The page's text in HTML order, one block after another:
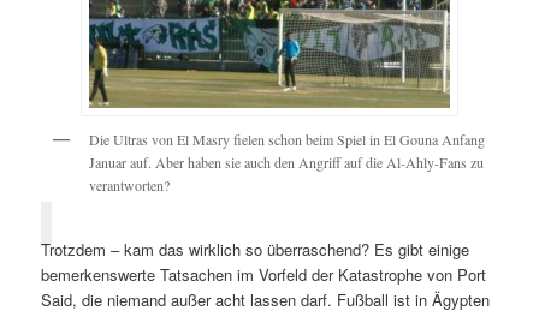
Die Ultras von El Masry fielen schon beim Spiel in El Gouna Anfang
Januar auf. Aber haben sie auch den Angriff auf die Al-Ahly-Fans zu
verantworten?
Trotzdem – kam das wirklich so überraschend? Es gibt einige
bemerkenswerte Tatsachen im Vorfeld der Katastrophe von Port
Said, die niemand außer acht lassen darf. Fußball ist in Ägypten